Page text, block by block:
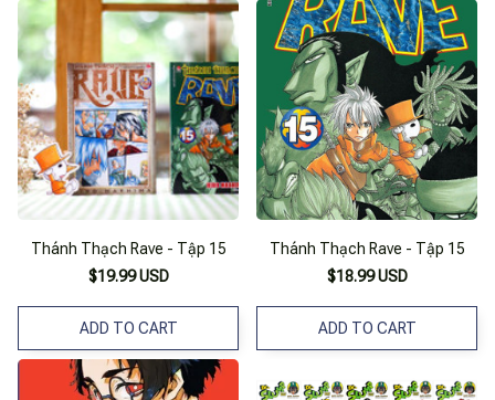
Thánh Thạch Rave - Tập 15
$19.99 USD
ADD TO CART
Thánh Thạch Rave - Tập 15
$18.99 USD
ADD TO CART